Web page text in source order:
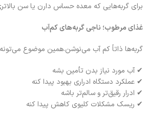
برای گربه‌هایی که معده حساس دارن یا سن
غذای مرطوب؛ ناجی گربه‌های کم‌آب
گربه‌ها ذاتاً کم آب می‌نوشن.همین موضوع
✔ آب مورد نیاز بدن تأمین بشه
✔ عملکرد دستگاه ادراری بهبود پیدا کنه
✔ ادرار رقیق‌تر و سالم‌تر باشه
✔ ریسک مشکلات کلیوی کاهش پیدا کنه